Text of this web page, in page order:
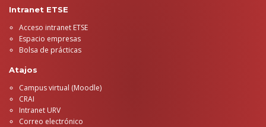
Intranet ETSE
Acceso intranet ETSE
Espacio empresas
Bolsa de prácticas
Atajos
Campus virtual (Moodle)
CRAI
Intranet URV
Correo electrónico